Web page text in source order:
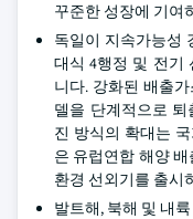
꾸준한 성장에 기여
독일이 지속가능성
대식 4행정 및 전기
니다. 강화된 배출
델을 단계적으로
진 방식의 확대는
은 유럽연합 해양
환경 선외기를 출시
발트해, 북해 및 내